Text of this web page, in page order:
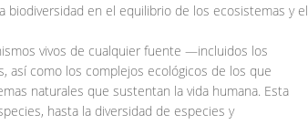
en el equilibrio de los ecosistemas y el
vivos de cualquier fuente —incluidos los
así como los complejos ecológicos de los que
naturales que sustentan la vida humana. Esta
hasta la diversidad de especies y